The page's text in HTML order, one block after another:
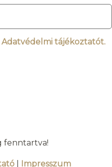
Adatvédelmi tájékoztatót.
fenntartva!
Impresszum